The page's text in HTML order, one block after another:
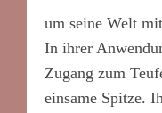
um seine Welt
In ihrer
Zugang zum
einsame Spitze.